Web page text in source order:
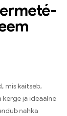
mis kaitseb,
kerge ja ideaalne
nahka